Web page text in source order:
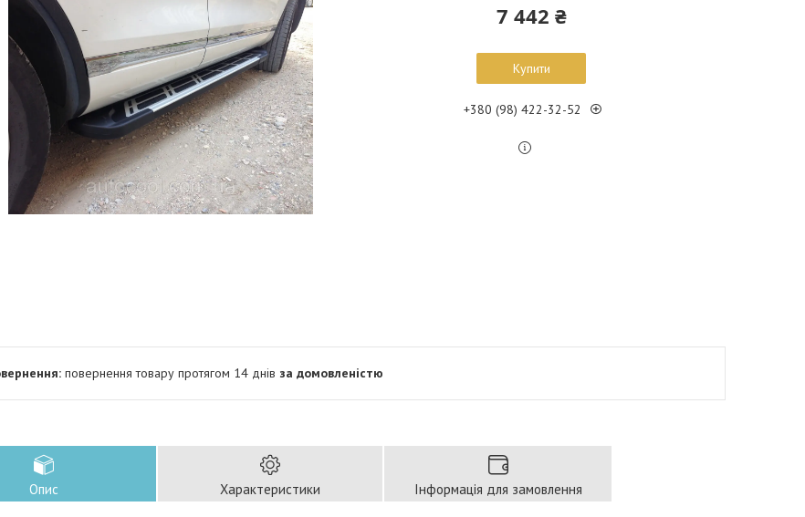
7 442 ₴
Купити
+380 (98) 422-32-52
повернення товару протягом 14 днів за домовленістю
Опис Характеристики Інформація для замовлення